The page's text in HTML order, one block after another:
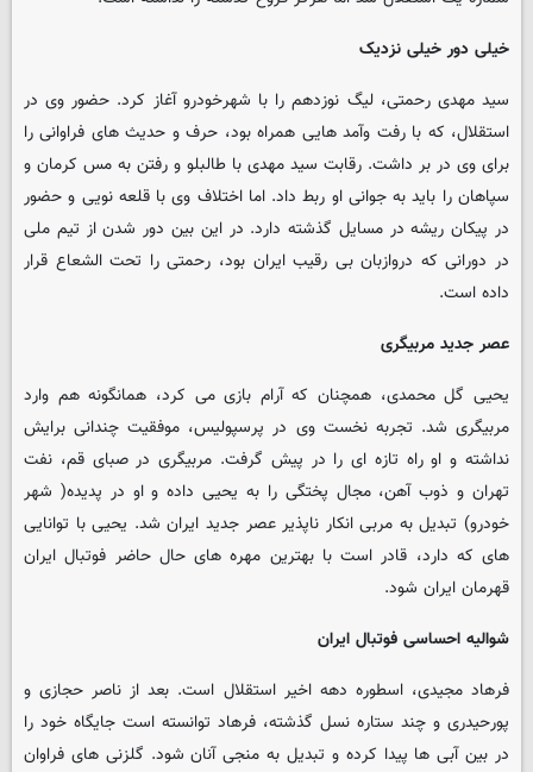
خیلی دور خیلی نزدیک
سید مهدی رحمتی، لیگ نوزدهم را با شهرخودرو آغاز کرد. حضور وی در
استقلال، که با رفت وآمد هایی همراه بود، حرف و حدیث های فراوانی را
برای وی در بر داشت. رقابت سید مهدی با طالبلو و رفتن به مس کرمان و
سپاهان را باید به جوانی او ربط داد. اما اختلاف وی با قلعه نویی و حضور
در پیکان ریشه در مسایل گذشته دارد. در این بین دور شدن از تیم ملی
در دورانی که دروازبان بی رقیب ایران بود، رحمتی را تحت الشعاع قرار
داده است.
عصر جدید مربیگری
یحیی گل محمدی، همچنان که آرام بازی می کرد، همانگونه هم وارد
مربیگری شد. تجربه نخست وی در پرسپولیس، موفقیت چندانی برایش
نداشته و او راه تازه ای را در پیش گرفت. مربیگری در صبای قم، نفت
تهران و ذوب آهن، مجال پختگی را به یحیی داده و او در پدیده( شهر
خودرو) تبدیل به مربی انکار ناپذیر عصر جدید ایران شد. یحیی با توانایی
های که دارد، قادر است با بهترین مهره های حال حاضر فوتبال ایران
قهرمان ایران شود.
شوالیه احساسی فوتبال ایران
فرهاد مجیدی، اسطوره دهه اخیر استقلال است. بعد از ناصر حجازی و
پورحیدری و چند ستاره نسل گذشته، فرهاد توانسته است جایگاه خود را
در بین آبی ها پیدا کرده و تبدیل به منجی آنان شود. گلزنی های فراوان